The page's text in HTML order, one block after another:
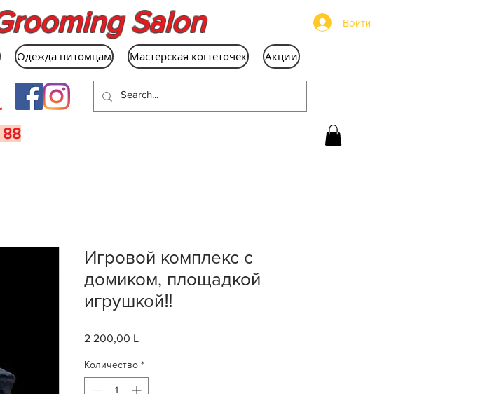
Salon Войти
Одежда питомцам Мастерская когтеточек Акции
88
Игровой комплекс с
домиком, площадкой
игрушкой‼️
2 200,00 LЦена
Количество *